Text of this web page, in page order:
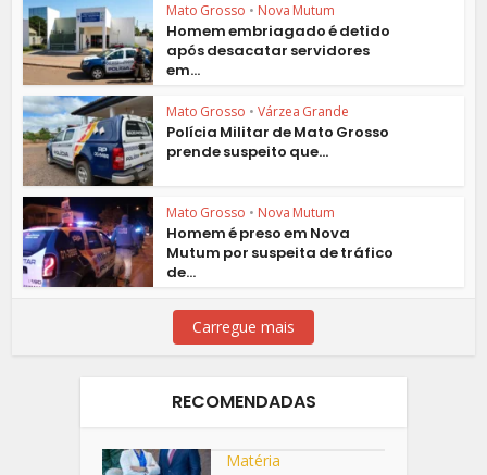
Mato Grosso • Nova Mutum
Homem embriagado é detido
após desacatar servidores
em...
Mato Grosso • Várzea Grande
Polícia Militar de Mato Grosso
prende suspeito que...
Mato Grosso • Nova Mutum
Homem é preso em Nova
Mutum por suspeita de tráfico
de...
Carregue mais
RECOMENDADAS
Matéria